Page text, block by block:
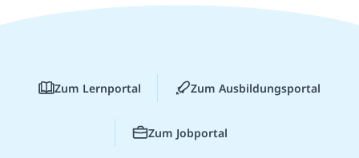
Zum Lernportal Zum Ausbildungsportal
Zum Jobportal